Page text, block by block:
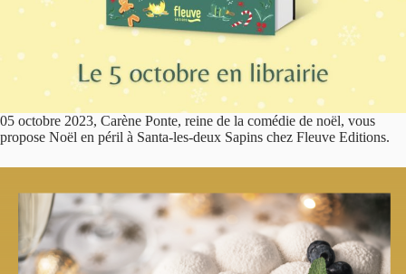
05 octobre 2023, Carène Ponte, reine de la comédie de noël, vous
propose Noël en péril à Santa-les-deux Sapins chez Fleuve Editions.